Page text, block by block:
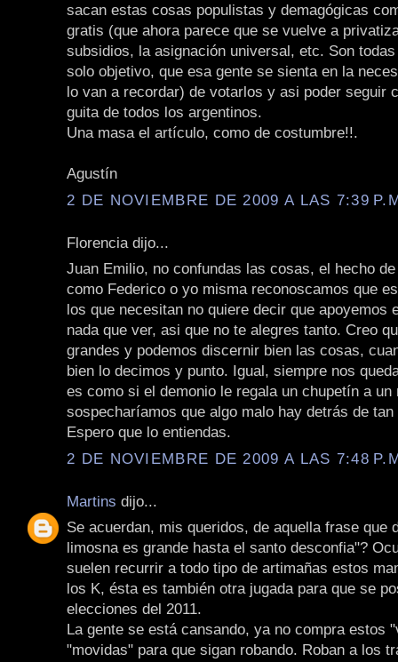
sacan estas cosas populistas y demagógicas
gratis (que ahora parece que se vuelve a
subsidios, la asignación universal, etc. Son
solo objetivo, que esa gente se sienta en la
lo van a recordar) de votarlos y asi poder seguir
guita de todos los argentinos.
Una masa el artículo, como de costumbre!!.
Agustín
2 DE NOVIEMBRE DE 2009 A LAS 7:39
Florencia dijo...
Juan Emilio, no confundas las cosas, el hecho
como Federico o yo misma reconoscamos que
los que necesitan no quiere decir que apoyemos
nada que ver, asi que no te alegres tanto. Creo
grandes y podemos discernir bien las cosas,
bien lo decimos y punto. Igual, siempre nos
es como si el demonio le regala un chupetín a un
sospecharíamos que algo malo hay detrás de tan
Espero que lo entiendas.
2 DE NOVIEMBRE DE 2009 A LAS 7:48
Martins dijo...
Se acuerdan, mis queridos, de aquella frase que
limosna es grande hasta el santo desconfia"?
suelen recurrir a todo tipo de artimañas estos
los K, ésta es también otra jugada para que se
elecciones del 2011.
La gente se está cansando, ya no compra estos
"movidas" para que sigan robando. Roban a los